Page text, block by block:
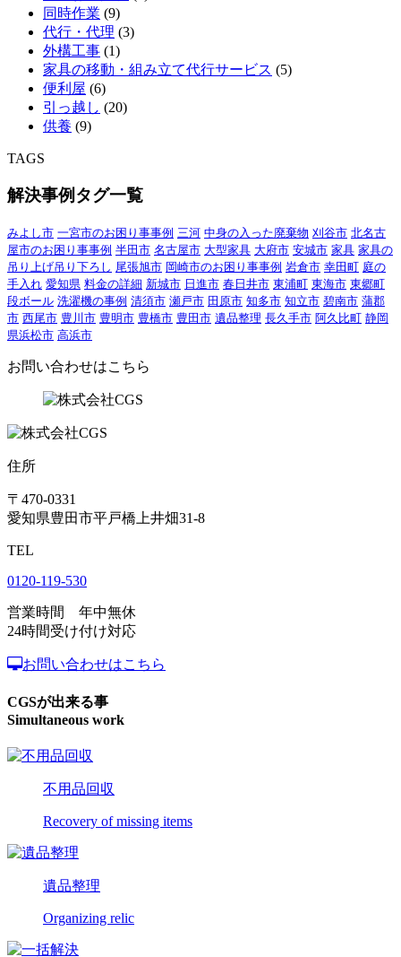
同時作業 (9)
代行・代理 (3)
外構工事 (1)
家具の移動・組み立て代行サービス (5)
便利屋 (6)
引っ越し (20)
供養 (9)
TAGS
解決事例タグ一覧
みよし市 一宮市のお困り事事例 三河 中身の入った廃棄物 刈谷市 北名古
屋市のお困り事事例 半田市 名古屋市 大型家具 大府市 安城市 家具 家具の
吊り上げ吊り下ろし 尾張旭市 岡崎市のお困り事事例 岩倉市 幸田町 庭の
手入れ 愛知県 料金の詳細 新城市 日進市 春日井市 東浦町 東海市 東郷町
段ボール 洗濯機の事例 清須市 瀬戸市 田原市 知多市 知立市 碧南市 蒲郡
市 西尾市 豊川市 豊明市 豊橋市 豊田市 遺品整理 長久手市 阿久比町 静岡
県浜松市 高浜市
お問い合わせはこちら
住所
〒470-0331
愛知県豊田市平戸橋上井畑31-8
TEL
0120-119-530
営業時間 年中無休
24時間受け付け対応
お問い合わせはこちら
CGSが出来る事
Simultaneous work
不用品回収
Recovery of missing items
遺品整理
Organizing relic